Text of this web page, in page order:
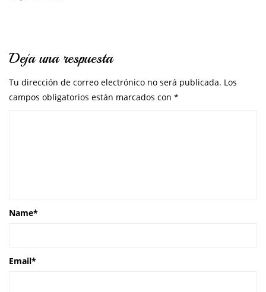
Deja una respuesta
Tu dirección de correo electrónico no será publicada. Los
campos obligatorios están marcados con *
Name*
Email*